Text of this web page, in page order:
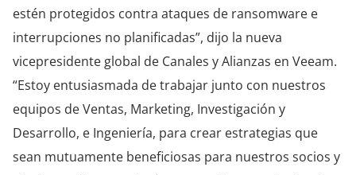
estén protegidos contra ataques de ransomware e
interrupciones no planificadas”, dijo la nueva
vicepresidente global de Canales y Alianzas en Veeam.
“Estoy entusiasmada de trabajar junto con nuestros
equipos de Ventas, Marketing, Investigación y
Desarrollo, e Ingeniería, para crear estrategias que
sean mutuamente beneficiosas para nuestros socios y